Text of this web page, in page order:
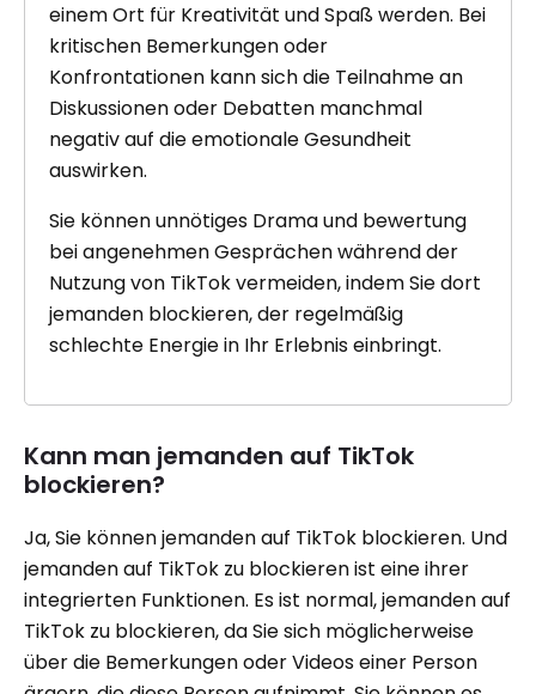
einem Ort für Kreativität und Spaß werden. Bei
kritischen Bemerkungen oder
Konfrontationen kann sich die Teilnahme an
Diskussionen oder Debatten manchmal
negativ auf die emotionale Gesundheit
auswirken.
Sie können unnötiges Drama und bewertung
bei angenehmen Gesprächen während der
Nutzung von TikTok vermeiden, indem Sie dort
jemanden blockieren, der regelmäßig
schlechte Energie in Ihr Erlebnis einbringt.
Kann man jemanden auf TikTok
blockieren?
Ja, Sie können jemanden auf TikTok blockieren. Und
jemanden auf TikTok zu blockieren ist eine ihrer
integrierten Funktionen. Es ist normal, jemanden auf
TikTok zu blockieren, da Sie sich möglicherweise
über die Bemerkungen oder Videos einer Person